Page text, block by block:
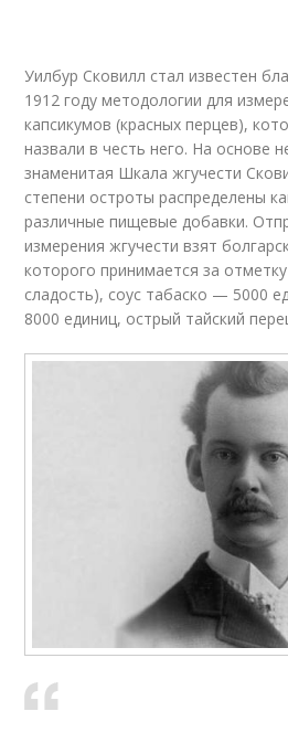
Уилбур Сковилл стал известен
1912 году методологии для
капсикумов (красных перцев),
назвали в честь него. На основе
знаменитая Шкала жгучести
степени остроты распределены
различные пищевые добавки.
измерения жгучести взят
которого принимается за
сладость), соус табаско — 5000
8000 единиц, острый тайский